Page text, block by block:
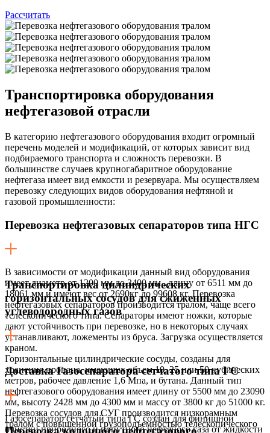
Рассчитать
Транспортировка оборудования
нефтегазовой отрасли
В категорию нефтегазового оборудования входит огромный
перечень моделей и модификаций, от которых зависит вид
подбираемого транспорта и сложность перевозки. В
большинстве случаев крупногабаритное оборудование
нефтегаза имеет вид емкости и резервуара. Мы осуществляем
перевозку следующих видов оборудования нефтяной и
газовой промышленности:
Перевозка нефтегазовых сепараторов типа НГС
В зависимости от модификации данный вид оборудования
имеет диаметр от 1200 мм до 3400 мм , длину от 6511 мм до
18061 мм и имеют вес от 2690кг до 99608 кг. Перевозка
нефтегазовых сепараторов производится тралом, чаще всего
телескопического типа. Сепараторы имеют ножки, которые
дают устойчивость при перевозке, но в некоторых случаях
устанавливают, ложементы из бруса. Загрузка осуществляется
краном.
Транспортировка цилиндрических
горизонтальных сосудов для сжиженных
углеводородных газов
Горизонтальные цилиндрические сосуды, созданы для
хранения пропана, имеющих объем 10, 25 или 50 кубических
метров, рабочее давление 1,6 Мпа, и бутана. Данный тип
нефтегазового оборудования имеет длину от 5500 мм до 23090
мм, высоту 2428 мм до 4300 мм и массу от 3800 кг до 51000 кг.
Перевозка сосудов для СУГ производится низкорамным
тралом с повышенной грузоподъемностью телескопического
Доставка Газосепаратора сетчатого типа ГС
Газосепаратор сетчатый типа ГС создан для финишной
очистки природного и попутного нефтяного газа от жидкости